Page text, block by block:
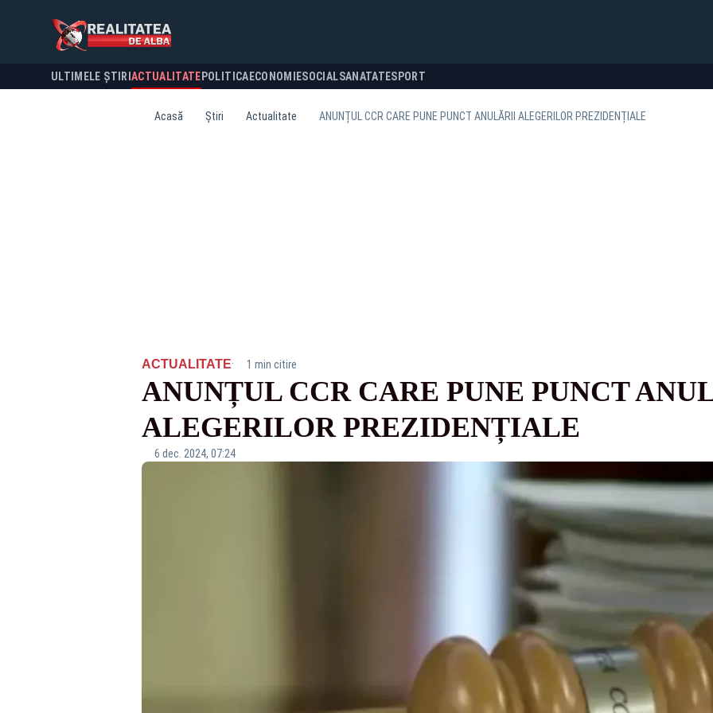
ULTIMELE ȘTIRI ACTUALITATE POLITICA ECONOMIESOCIALSANATATESPORT
Acasă Știri Actualitate ANUNȚUL CCR CARE PUNE PUNCT ANULĂRII ALEGERILOR PREZIDENȚIALE
ACTUALITATE· 1 min citire
ANUNȚUL CCR CARE PUNE PUNCT
ALEGERILOR PREZIDENȚIALE
6 dec. 2024, 07:24